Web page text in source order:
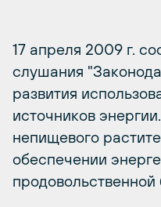
17 апреля 2009 г.
слушания
развития
источников
непищевого
обеспечении